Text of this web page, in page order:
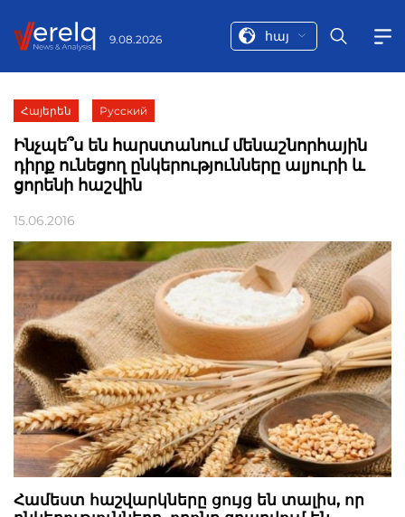
9.08.2026 հայ
Հայերեն Русский
Ինչպե՞ս են հարստանում մենաշնորհային
դիրք ունեցող ընկերությունները ալյուրի և
ցորենի հաշվին
15.06.2016
Համեստ հաշվարկները ցույց են տալիս, որ